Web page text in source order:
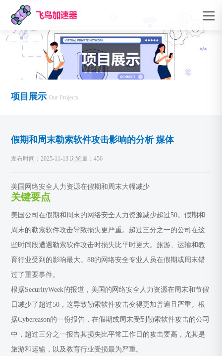
项目展示 Our Projects
假期和周末勒索软件攻击影响的分析 媒体
发布时间：2025-11-13 浏览量：456
美国网络安全人力资源在假期和周末大幅减少
关键要点
美国公司在假期和周末的网络安全人力资源减少超过50。假期和
周末的勒索软件攻击导致损失更严重。超过三分之一的公司在这
些时间段遭遇勒索软件攻击时损失比平时更大。旅游、运输和教
育行业受到的影响最大。88的网络安全专业人员在假期或周末错
过了重要事件。
根据SecurityWeek的报道，美国的网络安全人力资源在周末和节假
日减少了超过50，这导致勒索软件攻击变得更加普遍且严重。根
据Cybereason的一份报告，在假期或周末受到勒索软件攻击的公司
中，超过三分之一报告其损失比平常工作日的攻击要高，尤其是
旅游和运输，以及教育行业受损最为严重。